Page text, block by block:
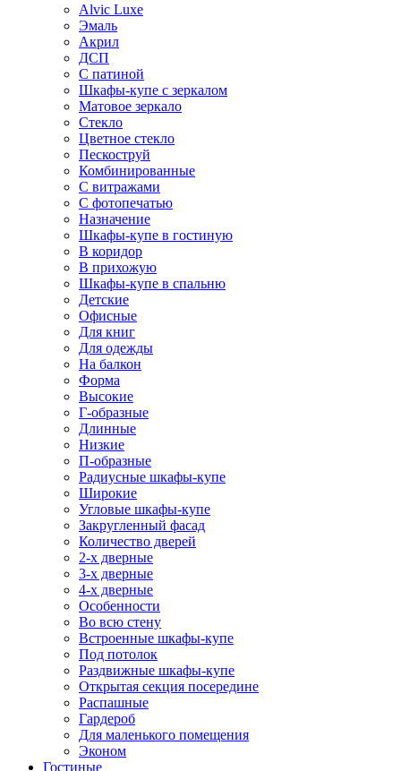
Alvic Luxe
Эмаль
Акрил
ДСП
С патиной
Шкафы-купе с зеркалом
Матовое зеркало
Стекло
Цветное стекло
Пескоструй
Комбинированные
С витражами
С фотопечатью
Назначение
Шкафы-купе в гостиную
В коридор
В прихожую
Шкафы-купе в спальню
Детские
Офисные
Для книг
Для одежды
На балкон
Форма
Высокие
Г-образные
Длинные
Низкие
П-образные
Радиусные шкафы-купе
Широкие
Угловые шкафы-купе
Закругленный фасад
Количество дверей
2-х дверные
3-х дверные
4-х дверные
Особенности
Во всю стену
Встроенные шкафы-купе
Под потолок
Раздвижные шкафы-купе
Открытая секция посередине
Распашные
Гардероб
Для маленького помещения
Эконом
Гостиные